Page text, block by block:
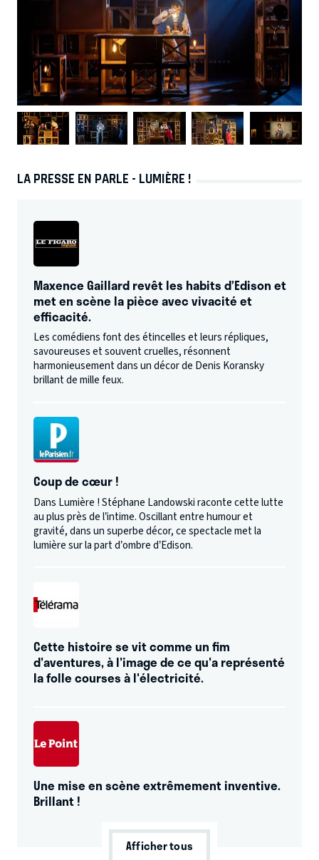
LA PRESSE EN PARLE - LUMIÈRE !
Maxence Gaillard revêt les habits d’Edison et
met en scène la pièce avec vivacité et
efficacité.
Les comédiens font des étincelles et leurs répliques,
savoureuses et souvent cruelles, résonnent
harmonieusement dans un décor de Denis Koransky
brillant de mille feux.
Coup de cœur !
Dans Lumière ! Stéphane Landowski raconte cette lutte
au plus près de l’intime. Oscillant entre humour et
gravité, dans un superbe décor, ce spectacle met la
lumière sur la part d’ombre d’Edison.
Cette histoire se vit comme un fim
d'aventures, à l'image de ce qu'a représenté
la folle courses à l'électricité.
Une mise en scène extrêmement inventive.
Brillant !
Afficher tous